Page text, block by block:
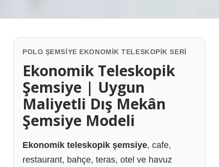
POLO ŞEMSIYE EKONOMIK TELESKOPIK SERI
Ekonomik Teleskopik
Şemsiye | Uygun
Maliyetli Dış Mekân
Şemsiye Modeli
Ekonomik teleskopik şemsiye, cafe,
restaurant, bahçe, teras, otel ve havuz